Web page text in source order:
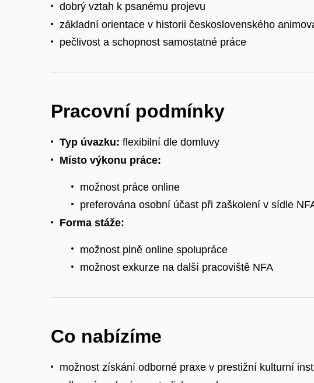
dobrý vztah k psanému projevu
základní orientace v historii československého
pečlivost a schopnost samostatné práce
Pracovní podmínky
Typ úvazku: flexibilní dle domluvy
Místo výkonu práce:
možnost práce online
preferována osobní účast při zaškolení v sídle
Forma stáže:
možnost plně online spolupráce
možnost exkurze na další pracoviště NFA
Co nabízíme
možnost získání odborné praxe v prestižní kulturní